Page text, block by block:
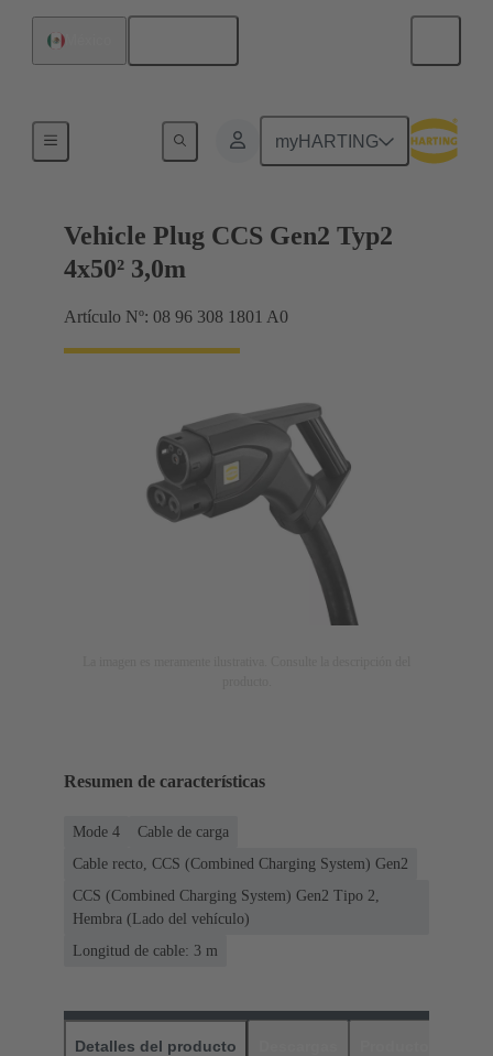
myHARTING
Cable de carga
Vehicle Plug CCS Gen2 Typ2
4x50² 3,0m
Artículo Nº: 08 96 308 1801 A0
Resumen de características
Mode 4
Cable de carga
Cable recto, CCS (Combined Charging System) Gen2
CCS (Combined Charging System) Gen2 Tipo 2,
Hembra (Lado del vehículo)
Longitud de cable: 3 m
Detalles del producto